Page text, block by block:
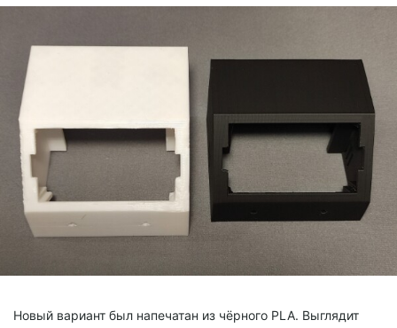
Новый вариант был напечатан из чёрного PLA. Выглядит